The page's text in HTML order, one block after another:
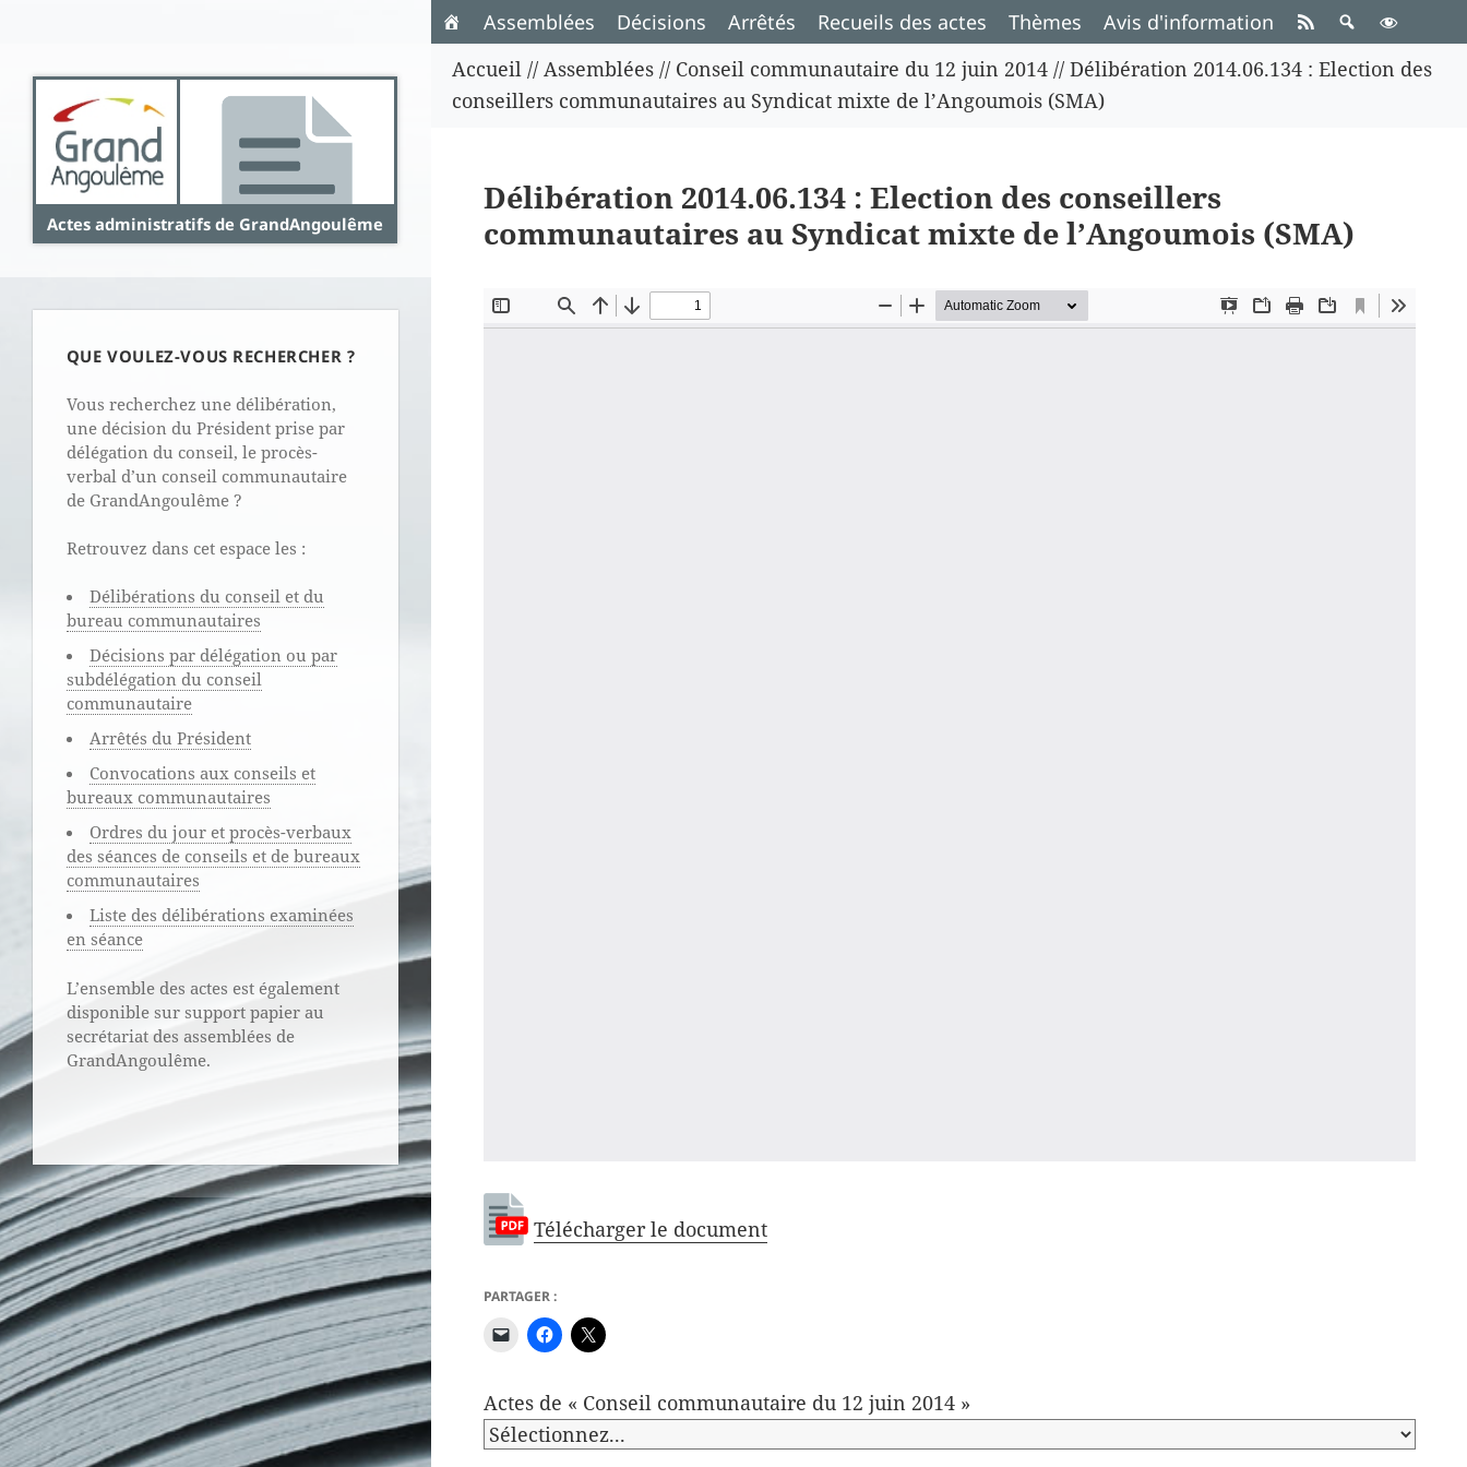
Actes administratifs de GrandAngoulême
QUE VOULEZ-VOUS RECHERCHER ?
Vous recherchez une délibération,
une décision du Président prise par
délégation du conseil, le procès-
verbal d’un conseil communautaire
de GrandAngoulême ?
Retrouvez dans cet espace les :
Délibérations du conseil et du
bureau communautaires
Décisions par délégation ou par
subdélégation du conseil
communautaire
Arrêtés du Président
Convocations aux conseils et
bureaux communautaires
Ordres du jour et procès-verbaux
des séances de conseils et de bureaux
communautaires
Liste des délibérations examinées
en séance
L’ensemble des actes est également
disponible sur support papier au
secrétariat des assemblées de
GrandAngoulême.
Assemblées Décisions Arrêtés Recueils des actes Thèmes
Avis d'information
Accueil //Assemblées // Conseil communautaire du 12 juin 2014 //Délibération 2014.06.134 : Election des
conseillers communautaires au Syndicat mixte de l’Angoumois (SMA)
Délibération 2014.06.134 : Election des conseillers
communautaires au Syndicat mixte de l’Angoumois (SMA)
Télécharger le document
PARTAGER :
Actes de « Conseil communautaire du 12 juin 2014 »